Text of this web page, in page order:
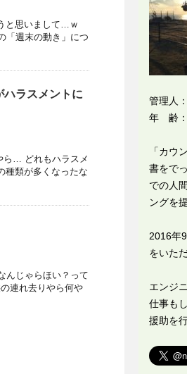
と思いまして…ｗ
「週末の動き」につ
ハラスメントに
ら… どれもハラスメ
種類が多くなったな
んじゃらほい？って
連れ去りやら何や
管理人
年 齢
「カウ
書をで
での人
ングを
2016年
をいた
エンジ
仕事も
援助を